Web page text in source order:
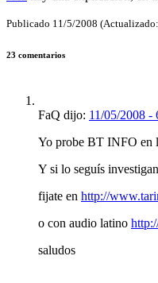
Publicado 11/5/2008 (Actualizado:
23 comentarios
FaQ dijo: 11/05/2008 -
Yo probe BT INFO en
Y si lo seguís
fijate en http://
o con audio latino
saludos